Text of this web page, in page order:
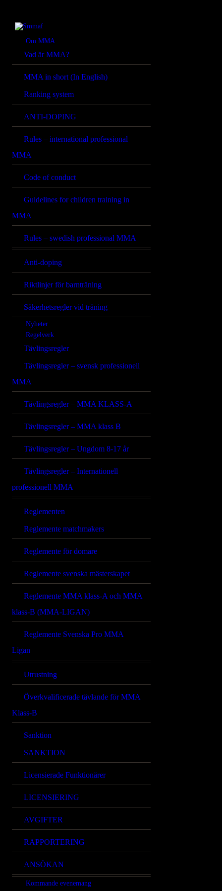
Om MMA
Vad är MMA?
MMA in short (In English)
Ranking system
ANTI-DOPING
Rules – international professional
MMA
Code of conduct
Guidelines for children training in
MMA
Rules – swedish professional MMA
Anti-doping
Riktlinjer för barnträning
Säkerhetsregler vid träning
Nyheter
Regelverk
Tävlingsregler
Tävlingsregler – svensk professionell
MMA
Tävlingsregler – MMA KLASS-A
Tävlingsregler – MMA klass B
Tävlingsregler – Ungdom 8-17 år
Tävlingsregler – Internationell
professionell MMA
Reglementen
Reglemente matchmakers
Reglemente för domare
Reglemente svenska mästerskapet
Reglemente MMA klass-A och MMA
klass-B (MMA-LIGAN)
Reglemente Svenska Pro MMA
Ligan
Utrustning
Överkvalificerade tävlande för MMA
Klass-B
Sanktion
SANKTION
Licensierade Funktionärer
LICENSIERING
AVGIFTER
RAPPORTERING
ANSÖKAN
Kommande evenemang
NYHETER
REGELVERK
KOMMANDE
EVENEMANG
FÖRBUNDET